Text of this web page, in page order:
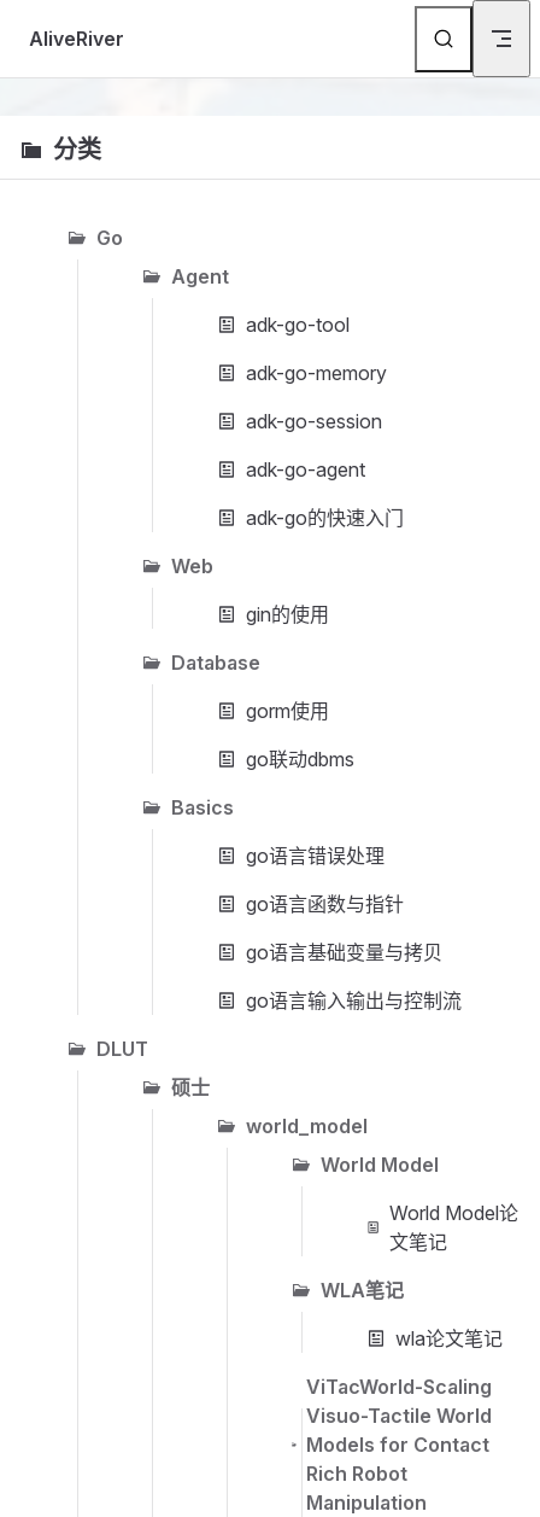
Skip to content
AliveRiver
分类
Go
Agent
adk-go-tool
adk-go-memory
adk-go-session
adk-go-agent
adk-go的快速入门
Web
gin的使用
Database
gorm使用
go联动dbms
Basics
go语言错误处理
go语言函数与指针
go语言基础变量与拷贝
go语言输入输出与控制流
DLUT
硕士
world_model
World Model
World Model论
文笔记
WLA笔记
wla论文笔记
ViTacWorld-Scaling
Visuo-Tactile World
Models for Contact
Rich Robot
Manipulation